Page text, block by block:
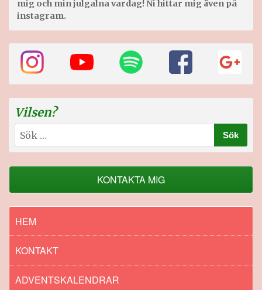
mig och min julgalna vardag! Ni hittar mig även på
instagram.
Vilsen?
Sök
efter:
KONTAKTA MIG
HEM
KONTAKT
ADVENTSKALENDRAR